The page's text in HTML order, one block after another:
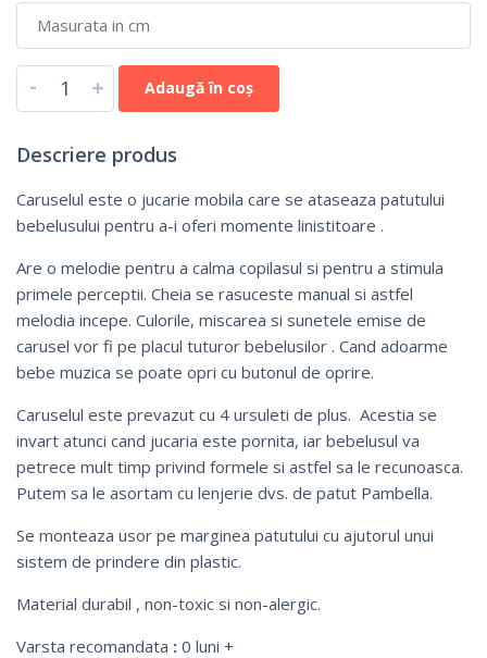
- + Adaugă în coș
Descriere produs
Caruselul este o jucarie mobila care se ataseaza patutului
bebelusului pentru a-i oferi momente linistitoare .
Are o melodie pentru a calma copilasul si pentru a stimula
primele perceptii. Cheia se rasuceste manual si astfel
melodia incepe. Culorile, miscarea si sunetele emise de
carusel vor fi pe placul tuturor bebelusilor . Cand adoarme
bebe muzica se poate opri cu butonul de oprire.
Caruselul este prevazut cu 4 ursuleti de plus. Acestia se
invart atunci cand jucaria este pornita, iar bebelusul va
petrece mult timp privind formele si astfel sa le recunoasca.
Putem sa le asortam cu lenjerie dvs. de patut Pambella.
Se monteaza usor pe marginea patutului cu ajutorul unui
sistem de prindere din plastic.
Material durabil , non-toxic si non-alergic.
Varsta recomandata : 0 luni +